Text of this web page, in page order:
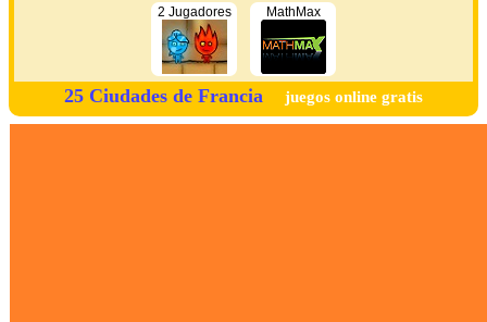
2 Jugadores MathMax
25 Ciudades de Francia juegos online gratis